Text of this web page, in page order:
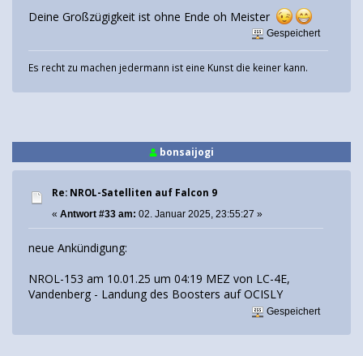
Deine Großzügigkeit ist ohne Ende oh Meister
Gespeichert
Es recht zu machen jedermann ist eine Kunst die keiner kann.
bonsaijogi
Re: NROL-Satelliten auf Falcon 9
« Antwort #33 am: 02. Januar 2025, 23:55:27 »
neue Ankündigung:
NROL-153 am 10.01.25 um 04:19 MEZ von LC-4E,
Vandenberg - Landung des Boosters auf OCISLY
Gespeichert